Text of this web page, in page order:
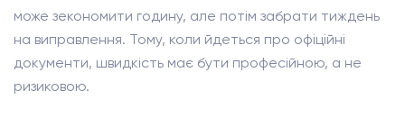
може зекономити годину, але потім забрати тиждень
на виправлення. Тому, коли йдеться про офіційні
документи, швидкість має бути професійною, а не
ризиковою.